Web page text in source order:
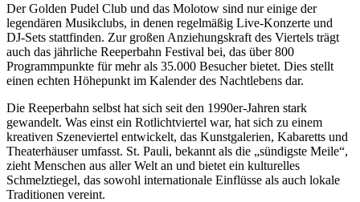
Der Golden Pudel Club und das Molotow sind nur einige der
legendären Musikclubs, in denen regelmäßig Live-Konzerte und
DJ-Sets stattfinden. Zur großen Anziehungskraft des Viertels trägt
auch das jährliche Reeperbahn Festival bei, das über 800
Programmpunkte für mehr als 35.000 Besucher bietet. Dies stellt
einen echten Höhepunkt im Kalender des Nachtlebens dar.
Die Reeperbahn selbst hat sich seit den 1990er-Jahren stark
gewandelt. Was einst ein Rotlichtviertel war, hat sich zu einem
kreativen Szeneviertel entwickelt, das Kunstgalerien, Kabaretts und
Theaterhäuser umfasst. St. Pauli, bekannt als die „sündigste Meile“,
zieht Menschen aus aller Welt an und bietet ein kulturelles
Schmelztiegel, das sowohl internationale Einflüsse als auch lokale
Traditionen vereint.